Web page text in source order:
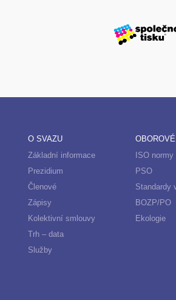
O SVAZU
Základní informace
Prezidium
Členové
Zápisy
Kolektivní smlouvy
Trh – data
Služby
ISO normy
PSO
Standardy
BOZP/PO
Ekologie